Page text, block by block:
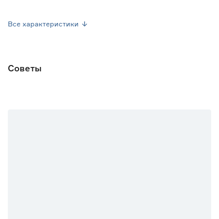
Все характеристики
Советы